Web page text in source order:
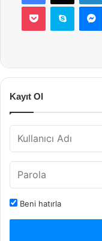
Pocket Skype
Kayıt Ol
Beni hatırla